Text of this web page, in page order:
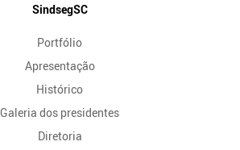
SindsegSC
Portfólio
Apresentação
Histórico
Galeria dos presidentes
Diretoria